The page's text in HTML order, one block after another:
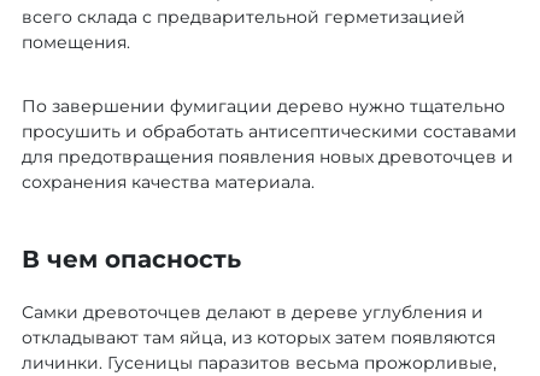
всего склада с предварительной герметизацией
помещения.
По завершении фумигации дерево нужно тщательно
просушить и обработать антисептическими составами
для предотвращения появления новых древоточцев и
сохранения качества материала.
В чем опасность
Самки древоточцев делают в дереве углубления и
откладывают там яйца, из которых затем появляются
личинки. Гусеницы паразитов весьма прожорливые,